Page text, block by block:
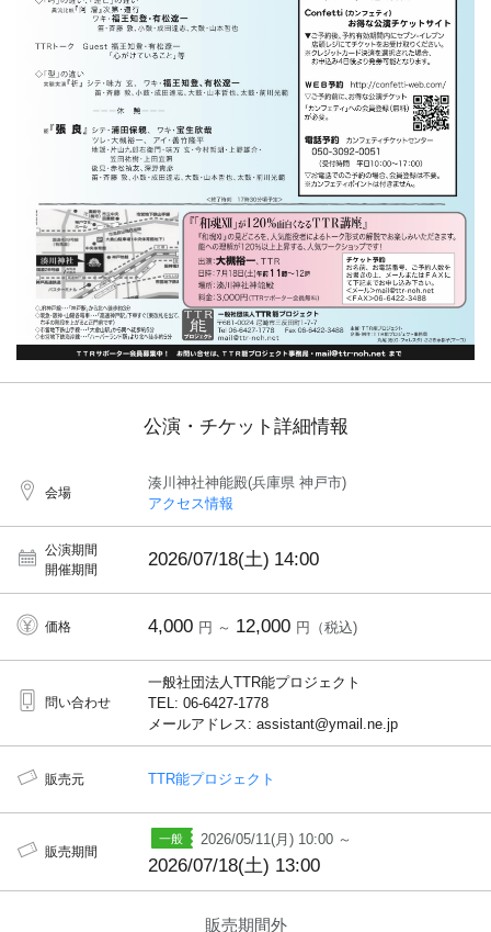
公演・チケット詳細情報
会場
湊川神社神能殿(兵庫県 神戸市)
アクセス情報
公演期間
開催期間
2026/07/18(土) 14:00
価格 4,000 円 ～ 12,000 円（税込)
問い合わせ
一般社団法人TTR能プロジェクト
TEL: 06-6427-1778
メールアドレス: assistant@ymail.ne.jp
販売元 TTR能プロジェクト
販売期間
2026/05/11(月) 10:00 ～
2026/07/18(土) 13:00
販売期間外